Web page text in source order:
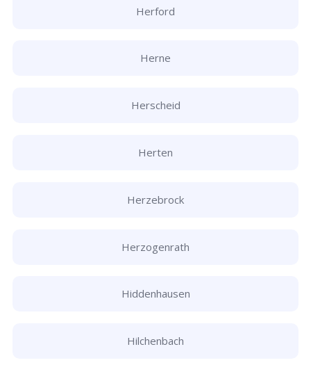
Herford
Herne
Herscheid
Herten
Herzebrock
Herzogenrath
Hiddenhausen
Hilchenbach